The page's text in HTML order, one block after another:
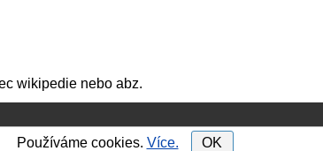
wikipedie nebo abz.
Používáme cookies. Více. OK